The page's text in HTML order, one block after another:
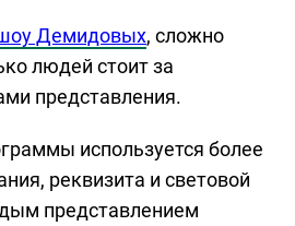
Демидовых, сложно
людей стоит за
представления.
используется более
реквизита и световой
представлением